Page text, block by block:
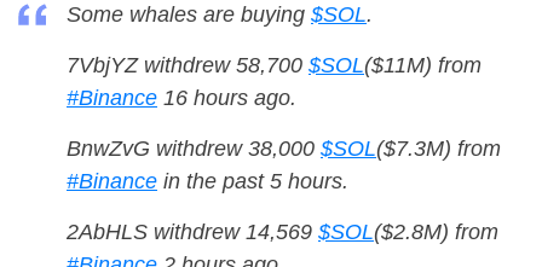
Some whales are buying $SOL.
7VbjYZ withdrew 58,700 $SOL($11M) from
#Binance 16 hours ago.
BnwZvG withdrew 38,000 $SOL($7.3M) from
#Binance in the past 5 hours.
2AbHLS withdrew 14,569 $SOL($2.8M) from